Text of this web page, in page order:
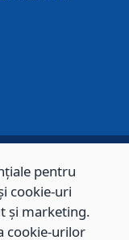
toate drepturile
pentru
cookie-uri
și marketing.
cookie-urilor